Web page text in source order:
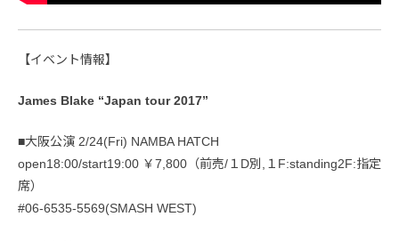
【イベント情報】
James Blake “Japan tour 2017”
■大阪公演 2/24(Fri) NAMBA HATCH
open18:00/start19:00 ￥7,800（前売/１D別,１F:standing2F:指定
席）
#06-6535-5569(SMASH WEST)